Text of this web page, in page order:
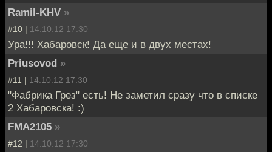
Ramil-KHV »
#10 | 14.10.12 17:30
Ура!!! Хабаровск! Да еще и в двух местах!
Priusovod »
#11 | 14.10.12 17:30
"Фабрика Грез" есть! Не заметил сразу что в списке
2 Хабаровска! :)
FMA2105 »
#12 | 14.10.12 17:30